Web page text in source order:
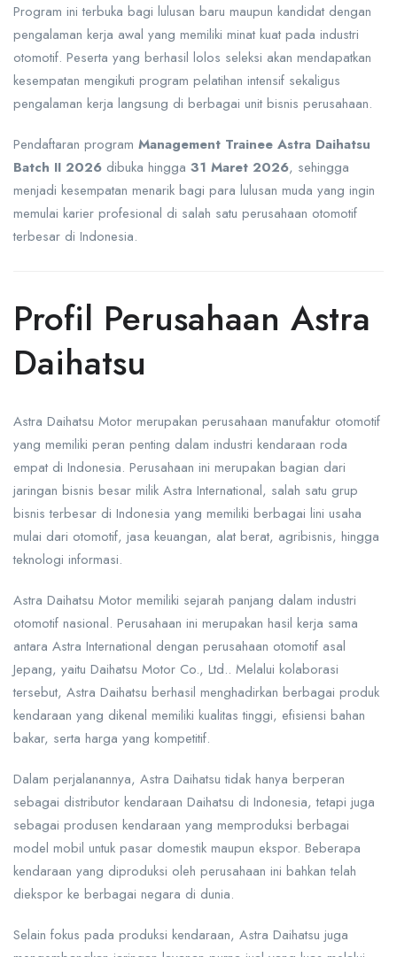
Program ini terbuka bagi lulusan baru maupun kandidat dengan
pengalaman kerja awal yang memiliki minat kuat pada industri
otomotif. Peserta yang berhasil lolos seleksi akan mendapatkan
kesempatan mengikuti program pelatihan intensif sekaligus
pengalaman kerja langsung di berbagai unit bisnis perusahaan.
Pendaftaran program Management Trainee Astra Daihatsu
Batch II 2026 dibuka hingga 31 Maret 2026, sehingga
menjadi kesempatan menarik bagi para lulusan muda yang ingin
memulai karier profesional di salah satu perusahaan otomotif
terbesar di Indonesia.
Profil Perusahaan Astra
Daihatsu
Astra Daihatsu Motor merupakan perusahaan manufaktur otomotif
yang memiliki peran penting dalam industri kendaraan roda
empat di Indonesia. Perusahaan ini merupakan bagian dari
jaringan bisnis besar milik Astra International, salah satu grup
bisnis terbesar di Indonesia yang memiliki berbagai lini usaha
mulai dari otomotif, jasa keuangan, alat berat, agribisnis, hingga
teknologi informasi.
Astra Daihatsu Motor memiliki sejarah panjang dalam industri
otomotif nasional. Perusahaan ini merupakan hasil kerja sama
antara Astra International dengan perusahaan otomotif asal
Jepang, yaitu Daihatsu Motor Co., Ltd.. Melalui kolaborasi
tersebut, Astra Daihatsu berhasil menghadirkan berbagai produk
kendaraan yang dikenal memiliki kualitas tinggi, efisiensi bahan
bakar, serta harga yang kompetitif.
Dalam perjalanannya, Astra Daihatsu tidak hanya berperan
sebagai distributor kendaraan Daihatsu di Indonesia, tetapi juga
sebagai produsen kendaraan yang memproduksi berbagai
model mobil untuk pasar domestik maupun ekspor. Beberapa
kendaraan yang diproduksi oleh perusahaan ini bahkan telah
diekspor ke berbagai negara di dunia.
Selain fokus pada produksi kendaraan, Astra Daihatsu juga